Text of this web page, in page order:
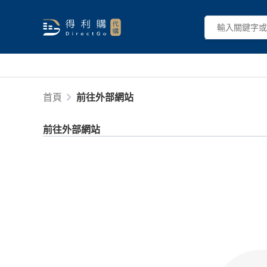
首頁 前往外部網站
前往外部網站